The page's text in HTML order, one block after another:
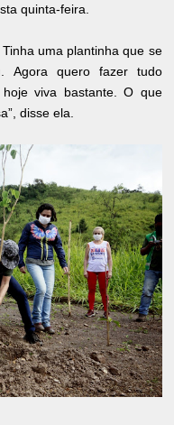
quinta-feira.
uma plantinha que se
Agora quero fazer tudo
viva bastante. O que
disse ela.